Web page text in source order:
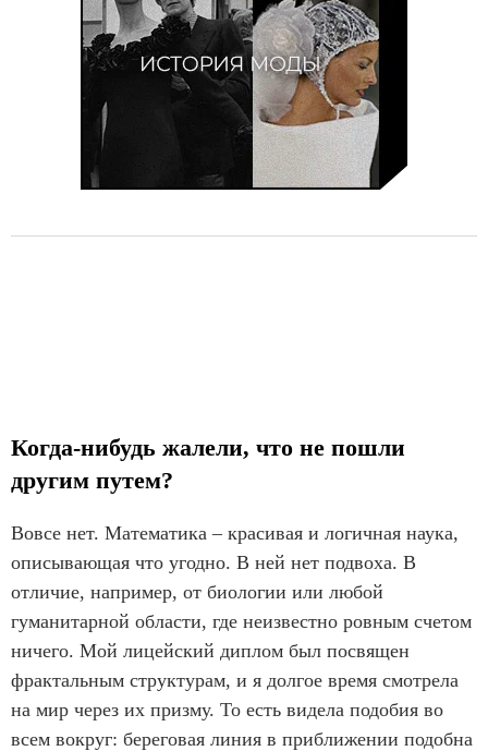
Когда-нибудь жалели, что не пошли
другим путем?
Вовсе нет. Математика – красивая и логичная наука,
описывающая что угодно. В ней нет подвоха. В
отличие, например, от биологии или любой
гуманитарной области, где неизвестно ровным счетом
ничего. Мой лицейский диплом был посвящен
фрактальным структурам, и я долгое время смотрела
на мир через их призму. То есть видела подобия во
всем вокруг: береговая линия в приближении подобна